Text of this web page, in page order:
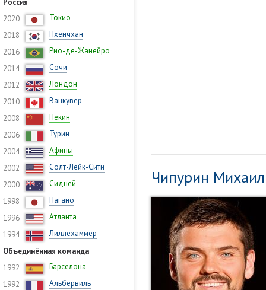
Россия
2020
Токио
2018
Пхёнчхан
2016
Рио-де-Жанейро
2014
Сочи
2012
Лондон
2010
Ванкувер
2008
Пекин
2006
Турин
2004
Афины
2002
Солт-Лейк-Сити
2000
Сидней
1998
Нагано
1996
Атланта
1994
Лиллехаммер
Объединённая команда
1992
Барселона
1992
Альбервиль
Чипурин